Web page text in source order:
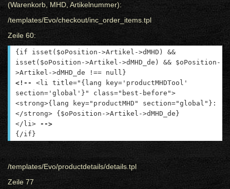
(Warenkorb, MHD, Artikelnummer):
/templates/Evo/checkout/inc_order_items.tpl
Zeile 60:
{if isset($oPosition->Artikel->dMHD) &&
isset($oPosition->Artikel->dMHD_de) && $oPosition-
>Artikel->dMHD_de !== null}
<!--
<li title="{lang key='productMHDTool'
section='global'}" class="best-before">
<strong>{lang key="productMHD" section="global"}:
</strong> {$oPosition->Artikel->dMHD_de}
</li>
-->
{/if}
/templates/Evo/productdetails/details.tpl
Zeile 77